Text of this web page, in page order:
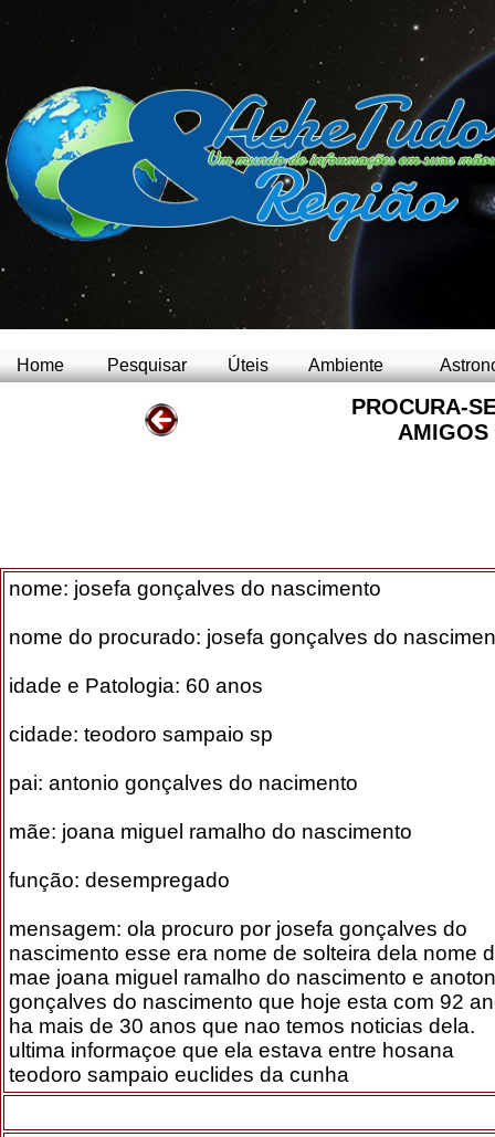
Home Pesquisar Úteis Ambiente
PROCURA-
AMIGOS
nome: josefa gonçalves do nascimento
nome do procurado: josefa gonçalves do
idade e Patologia: 60 anos
cidade: teodoro sampaio sp
pai: antonio gonçalves do nacimento
mãe: joana miguel ramalho do nascimento
função: desempregado
mensagem: ola procuro por josefa gonçalves do
nascimento esse era nome de solteira dela nome
mae joana miguel ramalho do nascimento e
gonçalves do nascimento que hoje esta com 92
ha mais de 30 anos que nao temos noticias dela.
ultima informaçoe que ela estava entre hosana
teodoro sampaio euclides da cunha